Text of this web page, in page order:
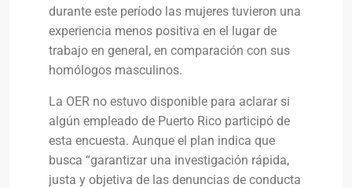
durante este período las mujeres tuvieron una
experiencia menos positiva en el lugar de
trabajo en general, en comparación con sus
homólogos masculinos.
La OER no estuvo disponible para aclarar si
algún empleado de Puerto Rico participó de
esta encuesta. Aunque el plan indica que
busca “garantizar una investigación rápida,
justa y objetiva de las denuncias de conducta